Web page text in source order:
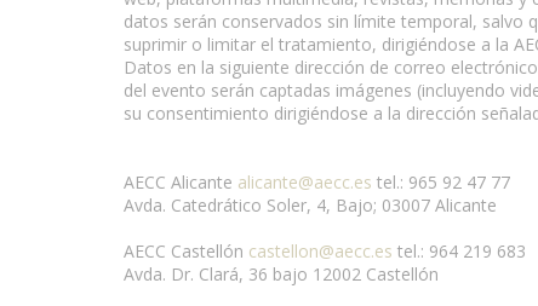
datos serán conservados sin límite temporal, salvo
suprimir o limitar el tratamiento, dirigiéndose a la
Datos en la siguiente dirección de correo
del evento serán captadas imágenes (incluyendo
su consentimiento dirigiéndose a la dirección
AECC Alicante alicante@aecc.es tel.: 965 92 47 77
Avda. Catedrático Soler, 4, Bajo; 03007 Alicante
AECC Castellón castellon@aecc.es tel.: 964 219 683
Avda. Dr. Clará, 36 bajo 12002 Castellón